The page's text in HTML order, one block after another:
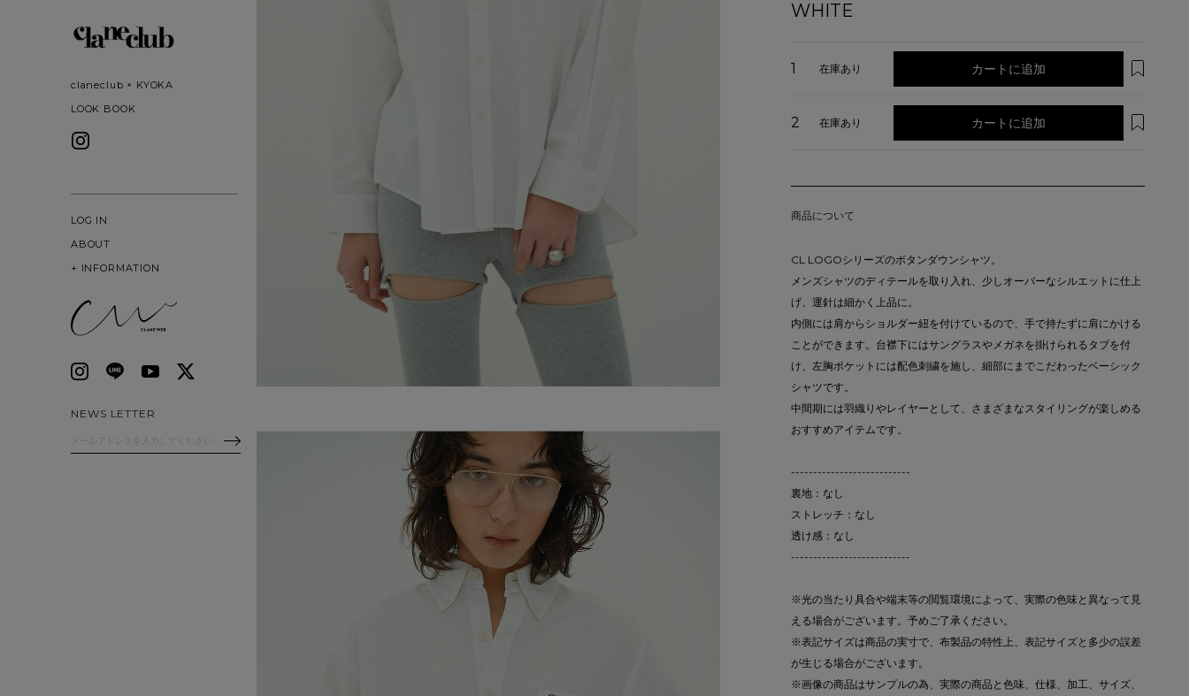
claneclub × KYOKA
LOOK BOOK
LOG IN
ABOUT
+ INFORMATION
NEWS LETTER
WHITE
1 在庫あり カートに追加
2 在庫あり カートに追加
商品について
CL LOGOシリーズのボタンダウンシャツ。
メンズシャツのディテールを取り入れ、少しオーバーなシルエットに仕上
げ、運針は細かく上品に。
内側には肩からショルダー紐を付けているので、手で持たずに肩にかける
ことができます。台襟下にはサングラスやメガネを掛けられるタブを付
け、左胸ポケットには配色刺繍を施し、細部にまでこだわったベーシック
シャツです。
中間期には羽織りやレイヤーとして、さまざまなスタイリングが楽しめる
おすすめアイテムです。
---------------------------
裏地：なし
ストレッチ：なし
透け感：なし
---------------------------
※光の当たり具合や端末等の閲覧環境によって、実際の色味と異なって見
える場合がございます。予めご了承ください。
※表記サイズは商品の実寸で、布製品の特性上、表記サイズと多少の誤差
が生じる場合がございます。
※画像の商品はサンプルの為、実際の商品と色味、仕様、加工、サイズ、